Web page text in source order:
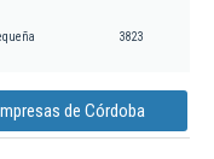
3823
de Córdoba